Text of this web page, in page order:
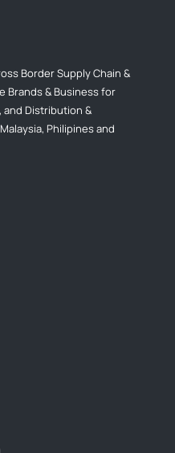
Border Supply Chain &
Brands & Business for
Distribution &
Philipines and